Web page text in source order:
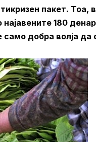
пакет. Тоа,
180
добра волја да